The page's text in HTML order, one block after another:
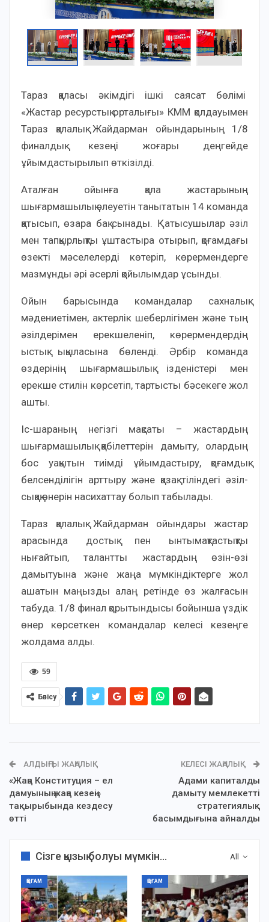
Тараз қаласы әкімдігі ішкі саясат бөлімі
«Жастар ресурстық орталығы» КММ қолдауымен
Тараз қалалық Жайдарман ойындарының 1/8
финалдық кезеңі жоғары деңгейде
ұйымдастырылып өткізілді.
Аталған ойынға қала жастарының
шығармашылық әлеуетін танытатын 14 команда
қатысып, өзара бақ сынады. Қатысушылар әзіл
мен тапқырлықты ұштастыра отырып, қоғамдағы
өзекті мәселелерді көтеріп, көрермендерге
мазмұнды әрі әсерлі қойылымдар ұсынды.
Ойын барысында командалар сахналық
мәдениетімен, актерлік шеберлігімен және тың
әзілдерімен ерекшеленіп, көрермендердің
ыстық ықыласына бөленді. Әрбір команда
өздерінің шығармашылық ізденістері мен
ерекше стилін көрсетіп, тартысты бәсекеге жол
ашты.
Іс-шараның негізгі мақсаты – жастардың
шығармашылық қабілеттерін дамыту, олардың
бос уақытын тиімді ұйымдастыру, қоғамдық
белсенділігін арттыру және қазақ тіліндегі әзіл-
сықақ өнерін насихаттау болып табылады.
Тараз қалалық Жайдарман ойындары жастар
арасында достық пен ынтымақтастықты
нығайтып, талантты жастардың өзін-өзі
дамытуына және жаңа мүмкіндіктерге жол
ашатын маңызды алаң ретінде өз жалғасын
табуда. 1/8 финал қорытындысы бойынша үздік
өнер көрсеткен командалар келесі кезеңге
жолдама алды.
59
Бөлісу
АЛДЫҢҒЫ ЖАҢАЛЫҚ
«Жаңа Конституция – ел
дамуының жаңа кезеңі»
тақырыбында кездесу
өтті
КЕЛЕСІ ЖАҢАЛЫҚ
Адами капиталды
дамыту мемлекеттің
стратегиялық
басымдығына айналды
All
Сізге қызық болуы мүмкін...
ҚОҒАМ ҚОҒАМ